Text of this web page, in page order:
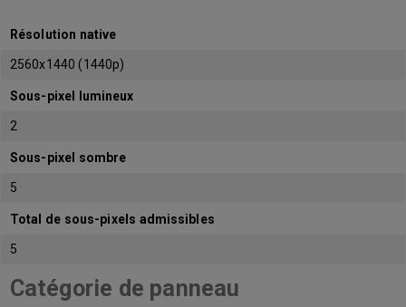
Résolution native
2560x1440 (1440p)
Sous-pixel lumineux
2
Sous-pixel sombre
5
Total de sous-pixels admissibles
5
Catégorie de panneau